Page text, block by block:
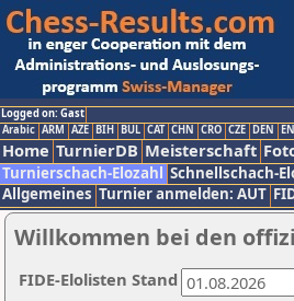
Logged on: Gast
Arabic ARM AZE BIH BUL CAT CHN CRO CZE DEN
Home TurnierDB Meisterschaft
Turnierschach-Elozahl Schnellschach-
Allgemeines Turnier anmelden: AUT
Willkommen bei den
FIDE-Elolisten Stand